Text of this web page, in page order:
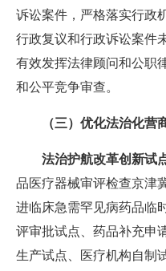
诉讼案件，严格落实行政
行政复议和行政诉讼案件
有效发挥法律顾问和公职
和公平竞争审查。
（三）优化法治化营商
法治护航改革创新试
品医疗器械审评检查京津
进临床急需罕见病药品临
评审批试点、药品补充申
生产试点、医疗机构自制